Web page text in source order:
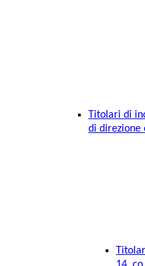
Titolari di
di direzione